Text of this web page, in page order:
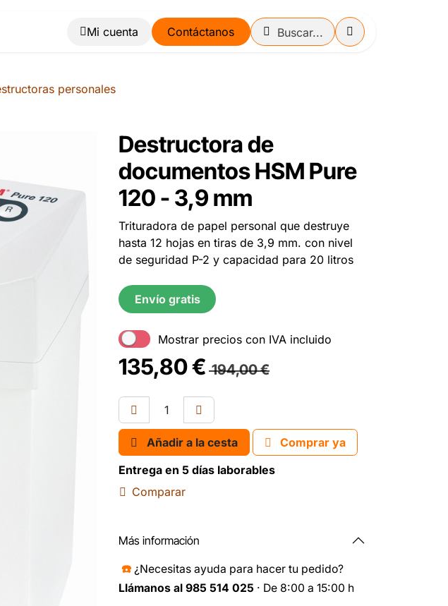
Blog Contáctanos
personales
Destructora de
documentos HSM Pure
120 - 3,9 mm
Trituradora de papel personal que destruye
hasta 12 hojas en tiras de 3,9 mm. con nivel
de seguridad P-2 y capacidad para 20 litros
Envío gratis
Mostrar precios con IVA incluido
135,80€ 194,00€
Añadir a la cesta
Comprar ya
Entrega en 5 días laborables
Comparar
Más información
☎️ ¿Necesitas ayuda para hacer tu pedido?
Llámanos al 985 514 025 · De 8:00 a 15:00 h